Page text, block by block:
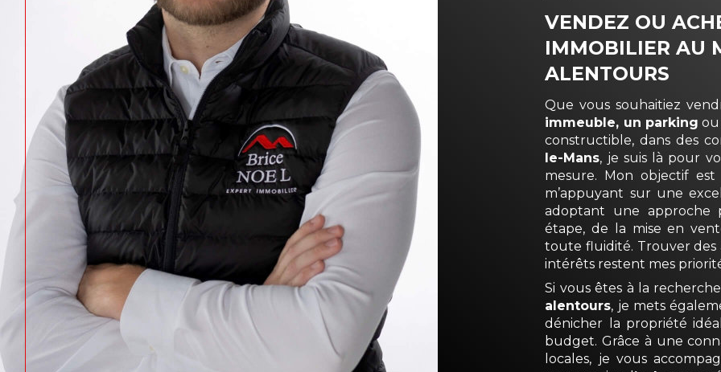
VENDEZ OU
IMMOBILIER AU
ALENTOURS
Que vous souhaitiez
immeuble, un parking
constructible, dans des
le-Mans, je suis là pour
mesure. Mon objectif
m’appuyant sur une
adoptant une approche
étape, de la mise en
toute fluidité. Trouver des
intérêts restent mes
Si vous êtes à la
alentours, je mets
dénicher la propriété
budget. Grâce à une
locales, je vous